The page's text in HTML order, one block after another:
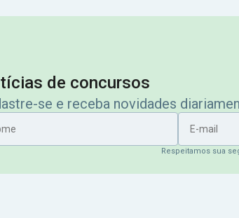
de concursos
se e receba novidades
Respeitamos sua